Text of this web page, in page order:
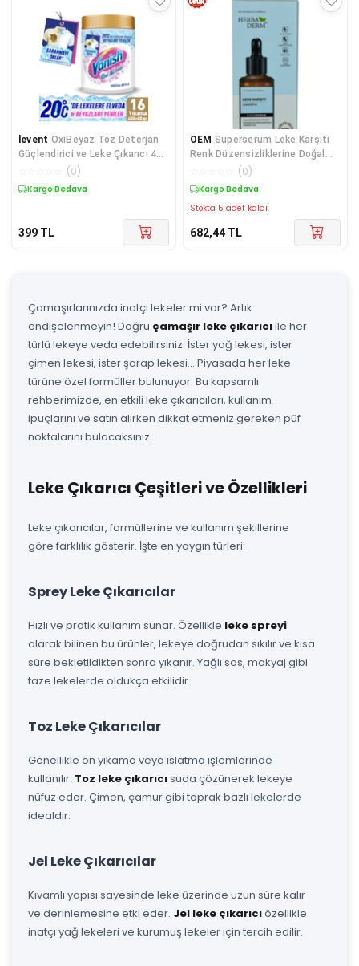
levent OxiBeyaz Toz Deterjan
Güçlendirici ve Leke Çıkarıcı 480
(0)
Kargo Bedava
399 TL
OEM Superserum Leke Karşıtı
Renk Düzensizliklerine Doğal
Yüz Serumu 30 ML
(0)
Kargo Bedava
Stokta 5 adet kaldı.
682,44 TL
Çamaşırlarınızda inatçı lekeler mi var? Artık
endişelenmeyin! Doğru çamaşır leke çıkarıcıile her
türlü lekeye veda edebilirsiniz. İster yağ lekesi, ister
çimen lekesi, ister şarap lekesi... Piyasada her leke
türüne özel formüller bulunuyor. Bu kapsamlı
rehberimizde, en etkili leke çıkarıcıları, kullanım
ipuçlarını ve satın alırken dikkat etmeniz gereken püf
noktalarını bulacaksınız.
Leke Çıkarıcı Çeşitleri ve Özellikleri
Leke çıkarıcılar, formüllerine ve kullanım şekillerine
göre farklılık gösterir. İşte en yaygın türleri:
Sprey Leke Çıkarıcılar
Hızlı ve pratik kullanım sunar. Özellikle leke spreyi
olarak bilinen bu ürünler, lekeye doğrudan sıkılır ve kısa
süre bekletildikten sonra yıkanır. Yağlı sos, makyaj gibi
taze lekelerde oldukça etkilidir.
Toz Leke Çıkarıcılar
Genellikle ön yıkama veya ıslatma işlemlerinde
kullanılır. Toz leke çıkarıcısuda çözünerek lekeye
nüfuz eder. Çimen, çamur gibi toprak bazlı lekelerde
idealdir.
Jel Leke Çıkarıcılar
Kıvamlı yapısı sayesinde leke üzerinde uzun süre kalır
ve derinlemesine etki eder. Jel leke çıkarıcıözellikle
inatçı yağ lekeleri ve kurumuş lekeler için tercih edilir.